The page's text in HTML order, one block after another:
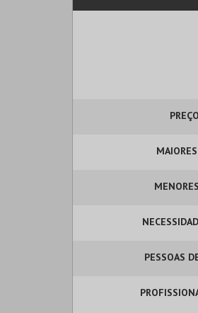
PESSOAS